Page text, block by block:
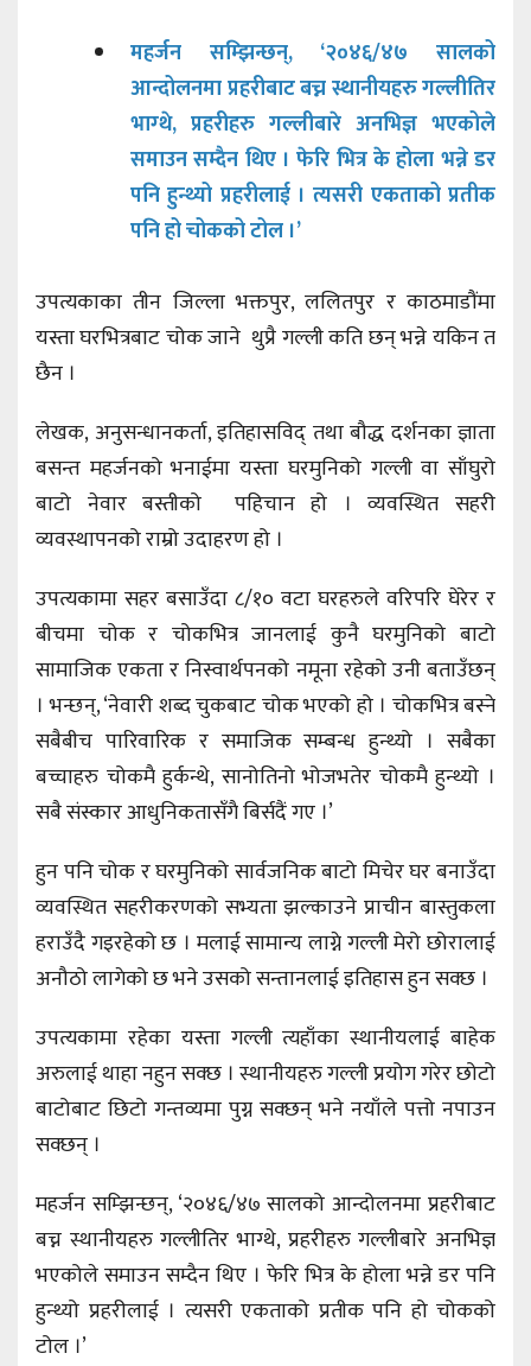
महर्जन सम्झिन्छन्, ‘२०४६/४७ सालको
आन्दोलनमा प्रहरीबाट बच्न स्थानीयहरु गल्लीतिर
भाग्थे, प्रहरीहरु गल्लीबारे अनभिज्ञ भएकोले
समाउन सम्दैन थिए । फेरि भित्र के होला भन्ने डर
पनि हुन्थ्यो प्रहरीलाई । त्यसरी एकताको प्रतीक
पनि हो चोकको टोल ।’
उपत्यकाका तीन जिल्ला भक्तपुर, ललितपुर र काठमाडौंमा
यस्ता घरभित्रबाट चोक जाने थुप्रै गल्ली कति छन् भन्ने यकिन त
छैन ।
लेखक, अनुसन्धानकर्ता, इतिहासविद् तथा बौद्ध दर्शनका ज्ञाता
बसन्त महर्जनको भनाईमा यस्ता घरमुनिको गल्ली वा साँघुरो
बाटो नेवार बस्तीको पहिचान हो । व्यवस्थित सहरी
व्यवस्थापनको राम्रो उदाहरण हो ।
उपत्यकामा सहर बसाउँदा ८/१० वटा घरहरुले वरिपरि घेरेर र
बीचमा चोक र चोकभित्र जानलाई कुनै घरमुनिको बाटो
सामाजिक एकता र निस्वार्थपनको नमूना रहेको उनी बताउँछन्
। भन्छन्, ‘नेवारी शब्द चुकबाट चोक भएको हो । चोकभित्र बस्ने
सबैबीच पारिवारिक र समाजिक सम्बन्ध हुन्थ्यो । सबैका
बच्चाहरु चोकमै हुर्कन्थे, सानोतिनो भोजभतेर चोकमै हुन्थ्यो ।
सबै संस्कार आधुनिकतासँगै बिर्सदैं गए ।’
हुन पनि चोक र घरमुनिको सार्वजनिक बाटो मिचेर घर बनाउँदा
व्यवस्थित सहरीकरणको सभ्यता झल्काउने प्राचीन बास्तुकला
हराउँदै गइरहेको छ । मलाई सामान्य लाग्ने गल्ली मेरो छोरालाई
अनौठो लागेको छ भने उसको सन्तानलाई इतिहास हुन सक्छ ।
उपत्यकामा रहेका यस्ता गल्ली त्यहाँका स्थानीयलाई बाहेक
अरुलाई थाहा नहुन सक्छ । स्थानीयहरु गल्ली प्रयोग गरेर छोटो
बाटोबाट छिटो गन्तव्यमा पुग्न सक्छन् भने नयाँले पत्तो नपाउन
सक्छन् ।
महर्जन सम्झिन्छन्, ‘२०४६/४७ सालको आन्दोलनमा प्रहरीबाट
बच्न स्थानीयहरु गल्लीतिर भाग्थे, प्रहरीहरु गल्लीबारे अनभिज्ञ
भएकोले समाउन सम्दैन थिए । फेरि भित्र के होला भन्ने डर पनि
हुन्थ्यो प्रहरीलाई । त्यसरी एकताको प्रतीक पनि हो चोकको
टोल ।’